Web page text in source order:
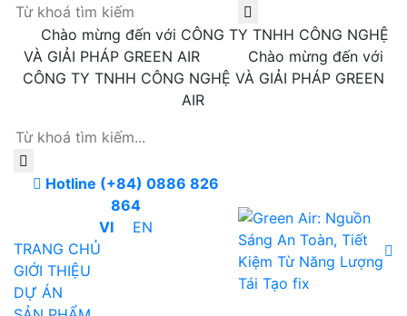
Chào mừng đến với CÔNG TY TNHH CÔNG NGHỆ
VÀ GIẢI PHÁP GREEN AIR
Chào mừng đến với
CÔNG TY TNHH CÔNG NGHỆ VÀ GIẢI PHÁP GREEN
AIR
Hotline (+84) 0886 826
864
VI
EN
TRANG CHỦ
GIỚI THIỆU
DỰ ÁN